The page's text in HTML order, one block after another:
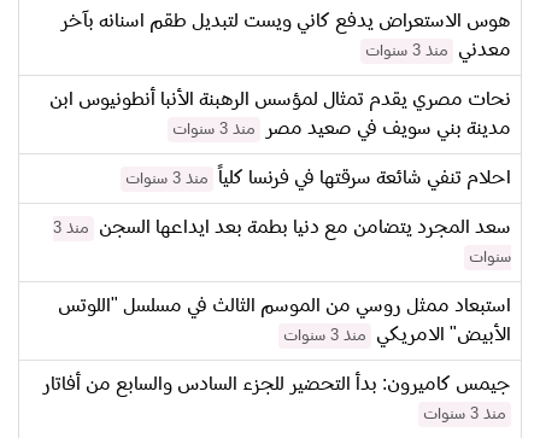
هوس الاستعراض يدفع كاني ويست لتبديل طقم اسنانه بآخر
معدني
منذ 3 سنوات
نحات مصري يقدم تمثال لمؤسس الرهبنة الأنبا أنطونيوس ابن
مدينة بني سويف في صعيد مصر
منذ 3 سنوات
احلام تنفي شائعة سرقتها في فرنسا كلياً منذ 3 سنوات
سعد المجرد يتضامن مع دنيا بطمة بعد ايداعها السجن
منذ 3
سنوات
استبعاد ممثل روسي من الموسم الثالث في مسلسل "اللوتس
الأبيض" الامريكي
منذ 3 سنوات
جيمس كاميرون: بدأ التحضير للجزء السادس والسابع من أفاتار
منذ 3 سنوات